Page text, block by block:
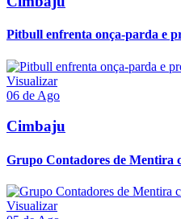
Pitbull enfrenta onça-parda e
Visualizar
06 de Ago
Cimbaju
Grupo Contadores de Mentira
Visualizar